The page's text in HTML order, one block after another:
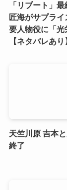
「リブート」
匠海がサプラ
要人物役に「光
【ネタバレあり
天竺川原 吉本
終了